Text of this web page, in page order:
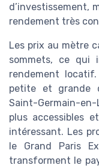
d’investissement,
rendement très
Les prix au mètre
sommets, ce qui
rendement
petite et grande
Saint-Germain-
plus accessibles
intéressant. Les
le Grand Paris
transforment le